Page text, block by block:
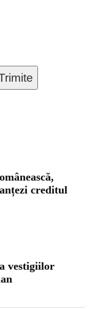
creditul
vestigiilor